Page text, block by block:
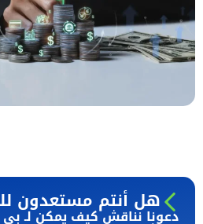
هل أنتم مستعدون
دعونا نناقش كيف يمكن لـ بي